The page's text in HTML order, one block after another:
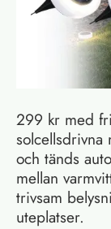
299 kr med
solcellsdrivna
och tänds
mellan
trivsam
uteplatser.